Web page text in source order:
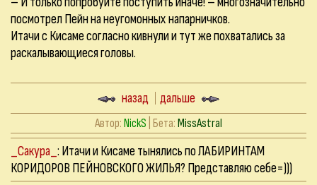
посмотрел Пейн на неугомонных напарничков.
Итачи с Кисаме согласно кивнули и тут же похватались за
раскалывающиеся головы.
назад дальше
Автор:NickS | Бета:MissAstral
_Сакура_ : Итачи и Кисаме тынялись по ЛАБИРИНТАМ
КОРИДОРОВ ПЕЙНОВСКОГО ЖИЛЬЯ? Представляю себе=)))